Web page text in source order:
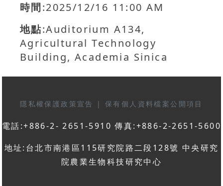
時間:2025/12/16 11:00 AM
地點:Auditorium A134,
Agricultural Technology
Building, Academia Sinica
隱私權保護政策宣告 | 保有個人資料檔案公開項目
電話:+886-2- 2651-5910 傳真:+886-2-2651-5600
地址:台北市南港區115研究院路二段128號 中央研究
院農業生物科技研究中心